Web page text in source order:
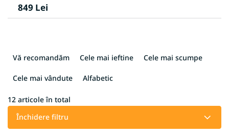
849 Lei
e
e
t
a
Vă recomandăm Cele mai ieftine Cele mai scumpe
Cele mai vândute Alfabetic
12 articole în total
Închidere filtru